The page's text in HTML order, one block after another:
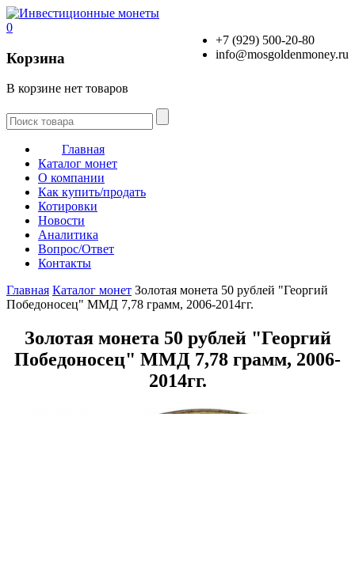
+7 (929) 500-20-80
info@mosgoldenmoney.ru
0
Корзина
В корзине нет товаров
Главная
Каталог монет
О компании
Как купить/продать
Котировки
Новости
Аналитика
Вопрос/Ответ
Контакты
Главная Каталог монет Золотая монета 50 рублей "Георгий
Победоносец" ММД 7,78 грамм, 2006-2014гг.
Золотая монета 50 рублей "Георгий
Победоносец" ММД 7,78 грамм, 2006-
2014гг.